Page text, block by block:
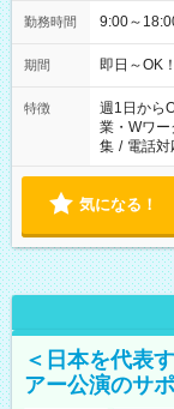
勤務時間 9:00～
期間 即日～OK
特徴 週1日から
業・Wワー
集 / 電話対
気になる！
＜日本を代表
アー公演のサ